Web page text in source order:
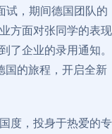
试，期间德国团队的
方面对张同学的表现
了企业的录用通知。
国的旅程，开启全新
度，投身于热爱的专